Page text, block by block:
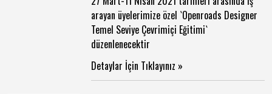
arayan üyelerimize özel `Openroads Designer
Temel Seviye Çevrimiçi Eğitimi`
düzenlenecektir
Detaylar İçin Tıklayınız »